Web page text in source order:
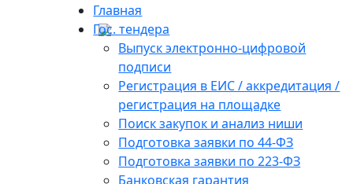
Главная
Гос. тендера
Выпуск электронно-цифровой
подписи
Регистрация в ЕИС / аккредитация /
регистрация на площадке
Поиск закупок и анализ ниши
Подготовка заявки по 44-ФЗ
Подготовка заявки по 223-ФЗ
Банковская гарантия